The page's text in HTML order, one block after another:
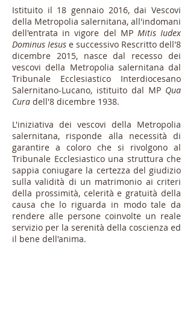
Istituito il 18 gennaio 2016, dai Vescovi
della Metropolia salernitana, all'indomani
dell'entrata in vigore del MP Mitis Iudex
Dominus Iesus e successivo Rescritto dell'8
dicembre 2015, nasce dal recesso dei
vescovi della Metropolia salernitana dal
Tribunale Ecclesiastico Interdiocesano
Salernitano-Lucano, istituito dal MP Qua
Cura dell'8 dicembre 1938.
L'iniziativa dei vescovi della Metropolia
salernitana, risponde alla necessità di
garantire a coloro che si rivolgono al
Tribunale Ecclesiastico una struttura che
sappia coniugare la certezza del giudizio
sulla validità di un matrimonio ai criteri
della prossimità, celerità e gratuità della
causa che lo riguarda in modo tale da
rendere alle persone coinvolte un reale
servizio per la serenità della coscienza ed
il bene dell'anima.